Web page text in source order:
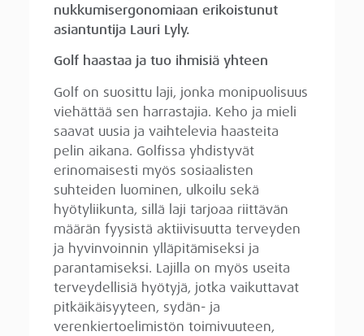
nukkumisergonomiaan erikoistunut
asiantuntija Lauri Lyly.
Golf haastaa ja tuo ihmisiä yhteen
Golf on suosittu laji, jonka monipuolisuus
viehättää sen harrastajia. Keho ja mieli
saavat uusia ja vaihtelevia haasteita
pelin aikana. Golfissa yhdistyvät
erinomaisesti myös sosiaalisten
suhteiden luominen, ulkoilu sekä
hyötyliikunta, sillä laji tarjoaa riittävän
määrän fyysistä aktiivisuutta terveyden
ja hyvinvoinnin ylläpitämiseksi ja
parantamiseksi. Lajilla on myös useita
terveydellisiä hyötyjä, jotka vaikuttavat
pitkäikäisyyteen, sydän- ja
verenkiertoelimistön toimivuuteen,